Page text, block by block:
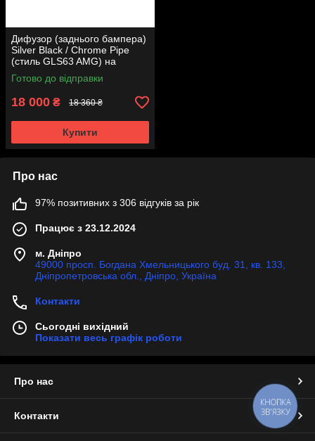
Дифузор (заднього бампера)
Silver Black / Chrome Pipe
(стиль GLS63 AMG) на
Mercedes-Benz GLS-Class
X167 2019-2023 року
Готово до відправки
18 000 ₴ 18 360 ₴
Купити
Про нас
97% позитивних з 306 відгуків за рік
Працює з 23.12.2024
м. Дніпро
49000 просп. Богдана Хмельницького буд. 31, кв. 133,
Дніпропетровська обл., Дніпро, Україна
Контакти
Сьогодні вихідний
Показати весь графік роботи
Про нас
Контакти
КНОПКА
ЗВ'ЯЗКУ